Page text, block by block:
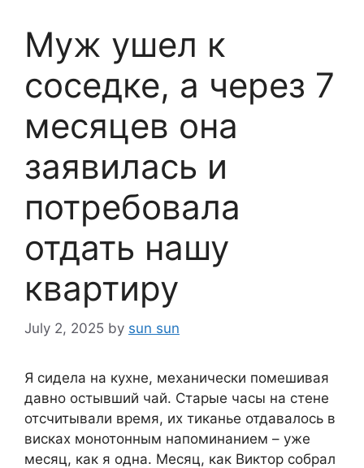
Муж ушел к
соседке, а через 7
месяцев она
заявилась и
потребовала
отдать нашу
квартиру
July 2, 2025 by sun sun
Я сидела на кухне, механически помешивая
давно остывший чай. Старые часы на стене
отсчитывали время, их тиканье отдавалось в
висках монотонным напоминанием – уже
месяц, как я одна. Месяц, как Виктор собрал